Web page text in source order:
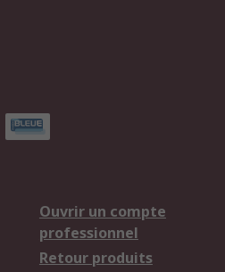
Ouvrir un compte
professionnel
Retour produits